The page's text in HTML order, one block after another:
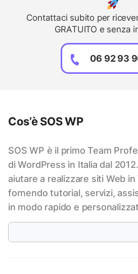
Contattaci subito per
GRATUITO e senza
06 92 93
Cos’è SOS WP
SOS WP è il primo Team
di WordPress in Italia dal
aiutare a realizzare siti Web
fornendo tutorial, servizi,
in modo rapido e